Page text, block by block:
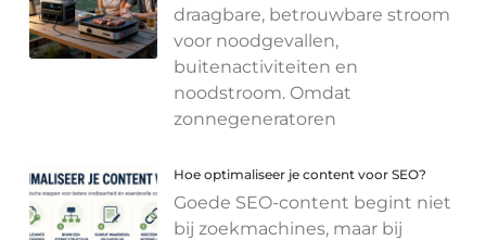
draagbare, betrouwbare stroom
voor noodgevallen,
buitenactiviteiten en
noodstroom. Omdat
zonnegeneratoren
Hoe optimaliseer je content voor SEO?
Goede SEO-content begint niet
bij zoekmachines, maar bij